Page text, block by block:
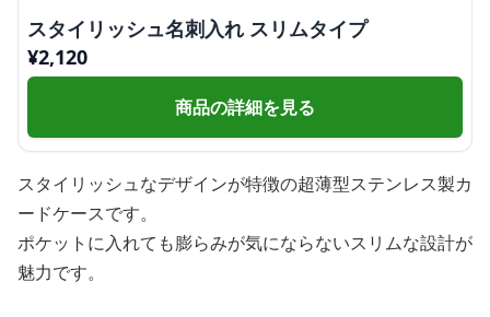
スタイリッシュ名刺入れ スリムタイプ
¥2,120
商品の詳細を見る
スタイリッシュなデザインが特徴の超薄型ステンレス製カ
ードケースです。
ポケットに入れても膨らみが気にならないスリムな設計が
魅力です。